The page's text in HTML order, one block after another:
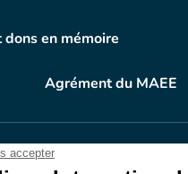
dons en mémoire
Agrément du MAEE
DONEN ACTION